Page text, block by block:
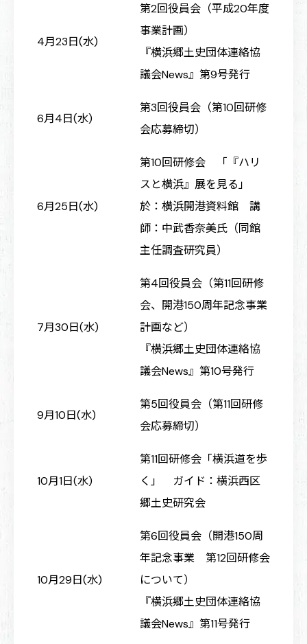
4月23日(水)
第2回役員会（平成20年度
事業計画）
『横浜郷土史団体連絡協
議会News』第9号発行
6月4日(水)
第3回役員会（第10回研修
会応募締切）
6月25日(水)
第10回研修会 「『ハリ
スと横浜』展を見る」
於：横浜開港資料館 講
師：中武香奈美氏（同館
主任調査研究員）
7月30日(水)
第4回役員会（第11回研修
会、開港150周年記念事業
計画など）
『横浜郷土史団体連絡協
議会News』第10号発行
9月10日(水)
第5回役員会（第11回研修
会応募締切）
10月1日(水)
第11回研修会「横浜道を歩
く」 ガイド：横浜西区
郷土史研究会
10月29日(水)
第6回役員会（開港150周
年記念事業 第12回研修会
について）
『横浜郷土史団体連絡協
議会News』第11号発行